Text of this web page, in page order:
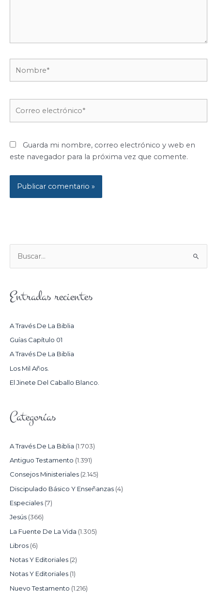
electrónico*
Guarda mi nombre, correo electrónico y web en
este navegador para la próxima vez que comente.
U
C
:
Entradas recientes
A Través De La Biblia
Guías Capítulo 01
A Través De La Biblia
Los Mil Años.
El Jinete Del Caballo Blanco.
Categorías
A Través De La Biblia (1.703)
Antiguo Testamento (1.391)
Consejos Ministeriales (2.145)
Discipulado Básico Y Enseñanzas (4)
Especiales (7)
Jesús (366)
La Fuente De La Vida (1.305)
Libros (6)
Notas Y Editoriales (2)
Notas Y Editoriales (1)
Nuevo Testamento (1.216)